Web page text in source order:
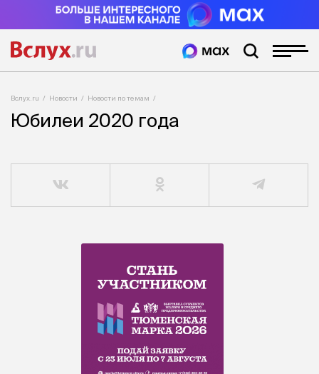
Вслух.ru Новости Новости по темам
Юбилеи 2020 года